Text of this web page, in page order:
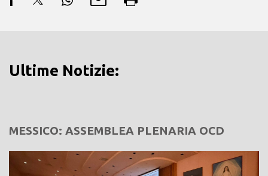
Ultime Notizie:
MESSICO: ASSEMBLEA PLENARIA OCD